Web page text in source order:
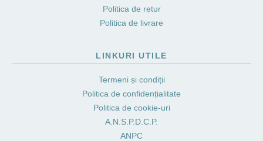
Politica de retur
Politica de livrare
LINKURI UTILE
Termeni și condiții
Politica de confidențialitate
Politica de cookie-uri
A.N.S.P.D.C.P.
ANPC